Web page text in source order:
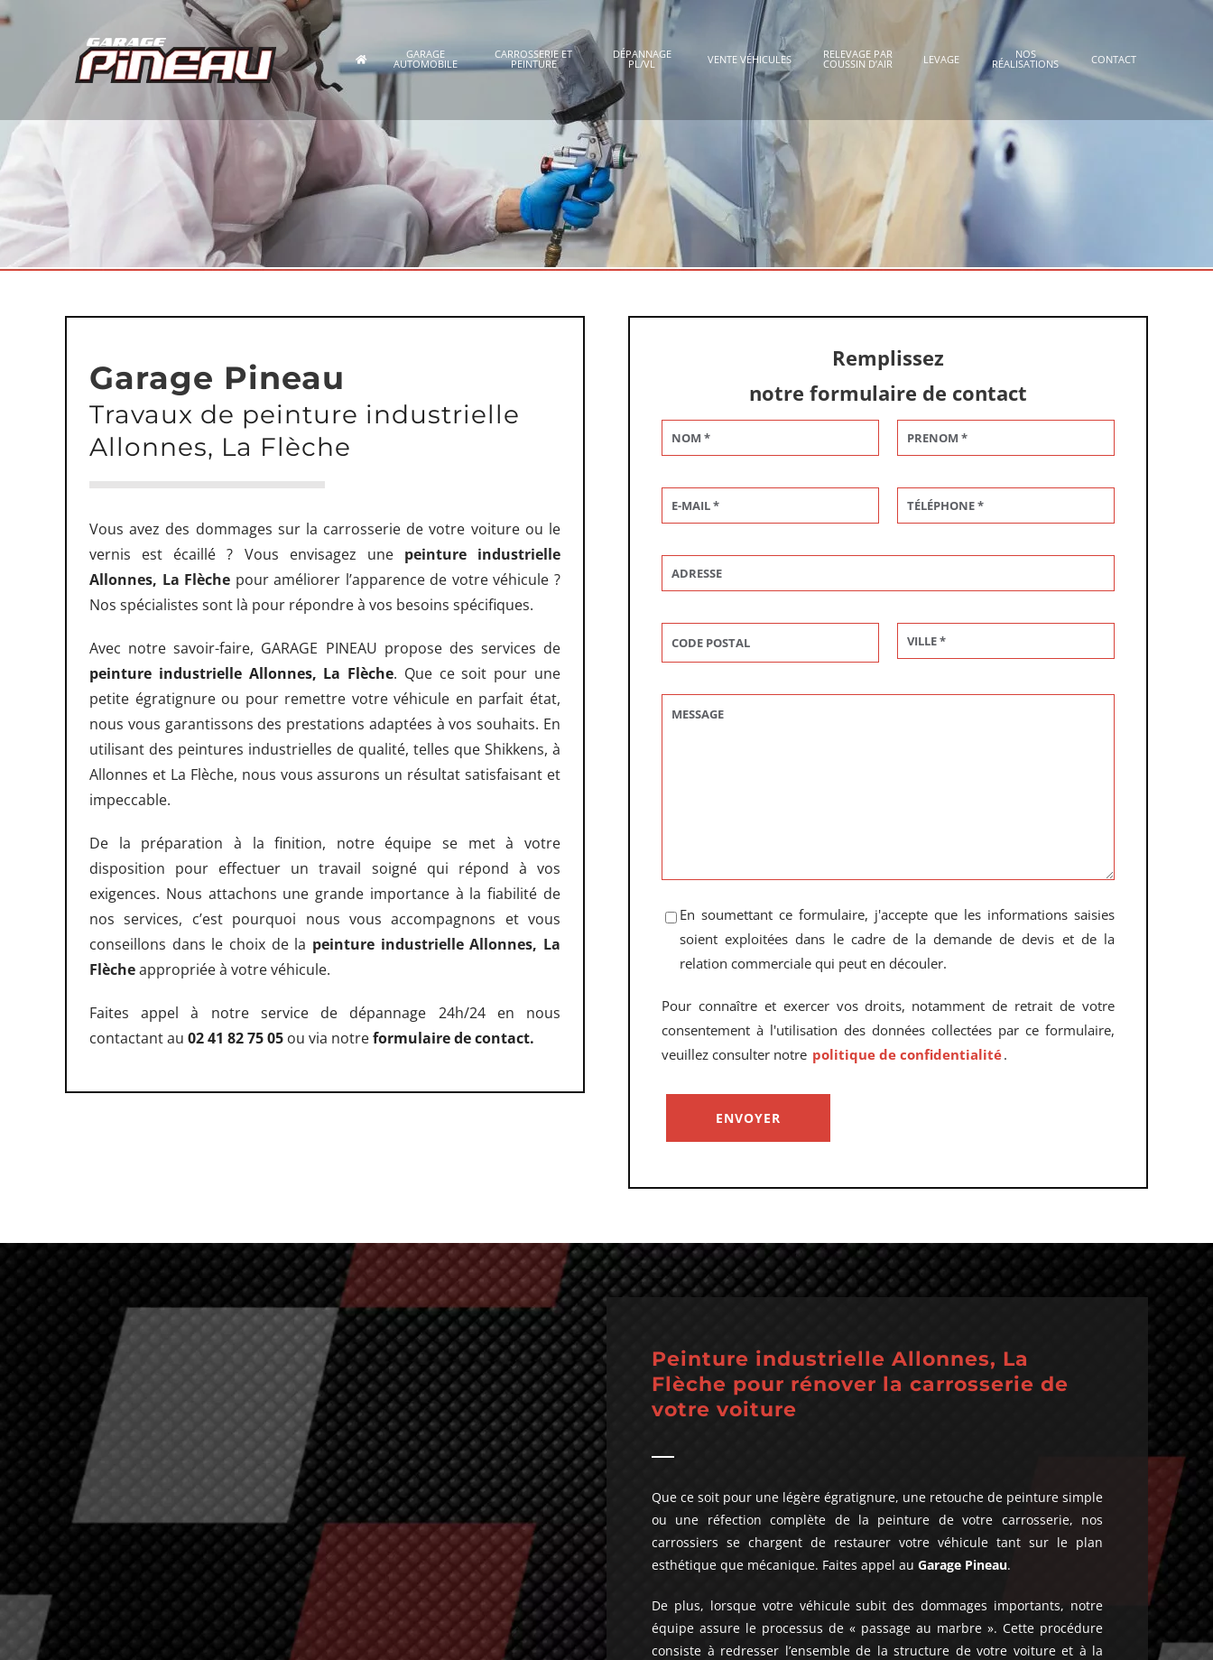
Passer
GARAGE
AUTOMOBILE
CARROSSERIE ET
PEINTURE
DÉPANNAGE
PL/VL VENTE VÉHICULES RELEVAGE PAR
COUSSIN D’AIR LEVAGE NOS
RÉALISATIONS CONTACT
Garage Pineau
Travaux de peinture industrielle
Allonnes, La Flèche
Vous avez des dommages sur la carrosserie de votre voiture ou le
vernis est écaillé ? Vous envisagez une peinture industrielle
Allonnes, La Flèche pour améliorer l’apparence de votre véhicule ?
Nos spécialistes sont là pour répondre à vos besoins spécifiques.
Avec notre savoir-faire, GARAGE PINEAU propose des services de
peinture industrielle Allonnes, La Flèche. Que ce soit pour une
petite égratignure ou pour remettre votre véhicule en parfait état,
nous vous garantissons des prestations adaptées à vos souhaits. En
utilisant des peintures industrielles de qualité, telles que Shikkens, à
Allonnes et La Flèche, nous vous assurons un résultat satisfaisant et
impeccable.
De la préparation à la finition, notre équipe se met à votre
disposition pour effectuer un travail soigné qui répond à vos
exigences. Nous attachons une grande importance à la fiabilité de
nos services, c’est pourquoi nous vous accompagnons et vous
conseillons dans le choix de la peinture industrielle Allonnes, La
Flècheappropriée à votre véhicule.
Faites appel à notre service de dépannage 24h/24 en nous
contactant au 02 41 82 75 05 ou via notreformulaire de contact.
Remplissez
notre formulaire de contact
En soumettant ce formulaire, j'accepte que les informations saisies
soient exploitées dans le cadre de la demande de devis et de la
relation commerciale qui peut en découler.
Pour connaître et exercer vos droits, notamment de retrait de votre
consentement à l'utilisation des données collectées par ce formulaire,
veuillez consulter notre politique de confidentialité.
Peinture industrielle Allonnes, La
Flèche pour rénover la carrosserie de
votre voiture
Que ce soit pour une légère égratignure, une retouche de peinture simple
ou une réfection complète de la peinture de votre carrosserie, nos
carrossiers se chargent de restaurer votre véhicule tant sur le plan
esthétique que mécanique. Faites appel au Garage Pineau.
De plus, lorsque votre véhicule subit des dommages importants, notre
équipe assure le processus de « passage au marbre ». Cette procédure
consiste à redresser l’ensemble de la structure de votre voiture et à la